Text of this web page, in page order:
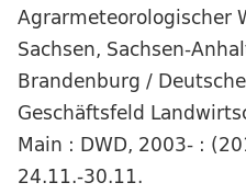
Agrarmeteorologischer
Sachsen, Sachsen-
Brandenburg /
Geschäftsfeld
Main : DWD, 2003- :
24.11.-30.11.